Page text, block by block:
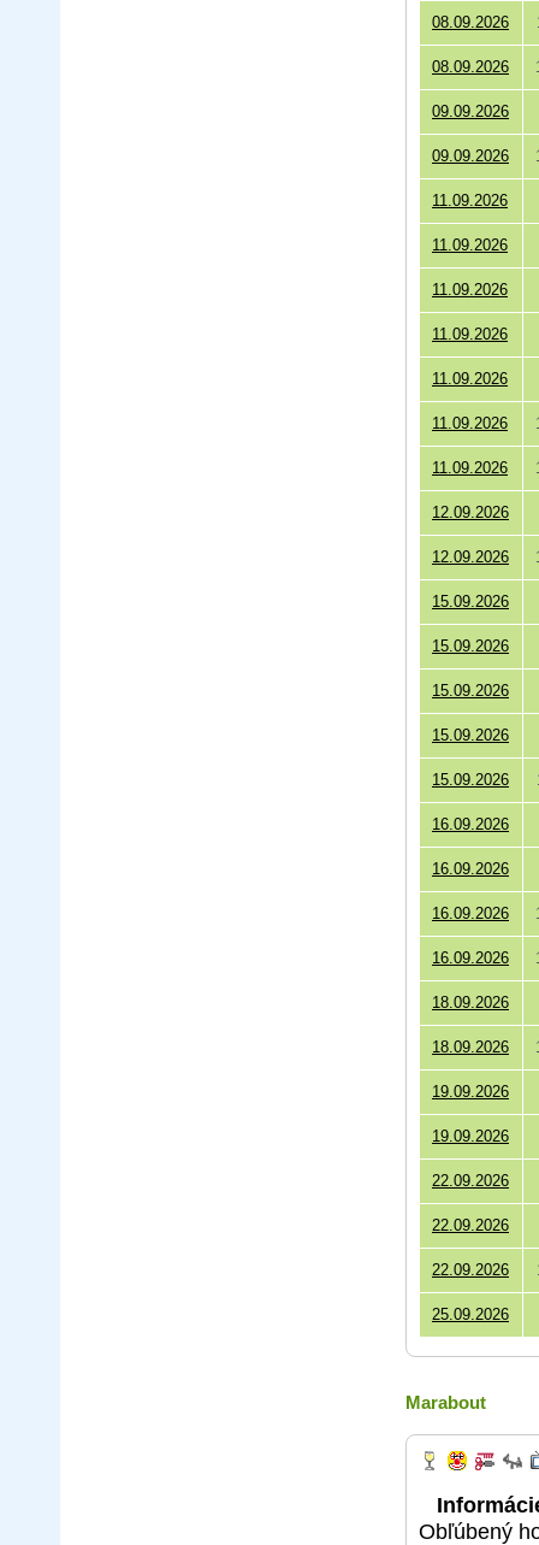
08.09.2026
08.09.2026
09.09.2026
09.09.2026
11.09.2026
11.09.2026
11.09.2026
11.09.2026
11.09.2026
11.09.2026
11.09.2026
12.09.2026
12.09.2026
15.09.2026
15.09.2026
15.09.2026
15.09.2026
15.09.2026
16.09.2026
16.09.2026
16.09.2026
16.09.2026
18.09.2026
18.09.2026
19.09.2026
19.09.2026
22.09.2026
22.09.2026
22.09.2026
25.09.2026
Marabout
Obľúbený